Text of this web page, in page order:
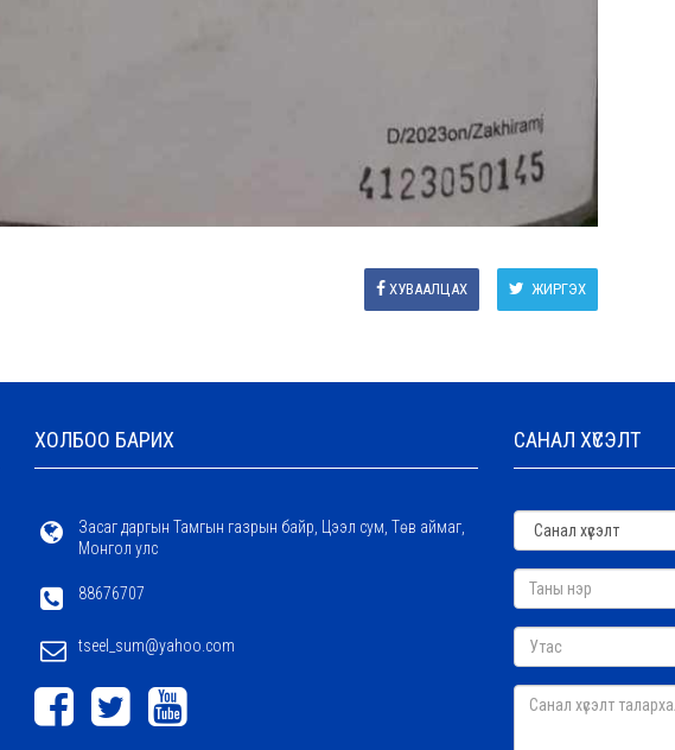
ЖИРГЭХ
ХУВААЛЦАХ
ХОЛБОО БАРИХ
Засаг даргын Тамгын газрын байр, Цээл сум, Төв аймаг,
Монгол улс
88676707
tseel_sum@yahoo.com
САНАЛ ХҮСЭЛТ